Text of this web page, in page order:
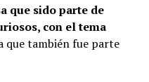
que sido parte de
con el tema
que también fue parte